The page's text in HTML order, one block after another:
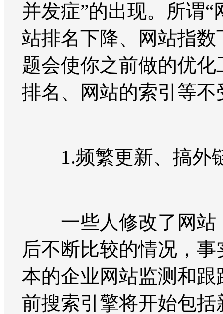
并发症”的出现。所谓
站排名下降、网站指
题会使你之前做的优
排名、网站的索引等不
1.频繁更新、搞外
一些人修改了网站
后不断比较的情况，
本的企业网站监测和
前搜索引擎将开始包